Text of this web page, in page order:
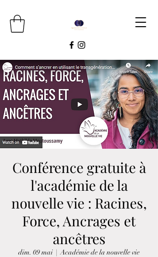
Conférence gratuite à
l'académie de la
nouvelle vie : Racines,
Force, Ancrages et
ancêtres
dim. 09 mai
  |
Académie de la nouvelle vie